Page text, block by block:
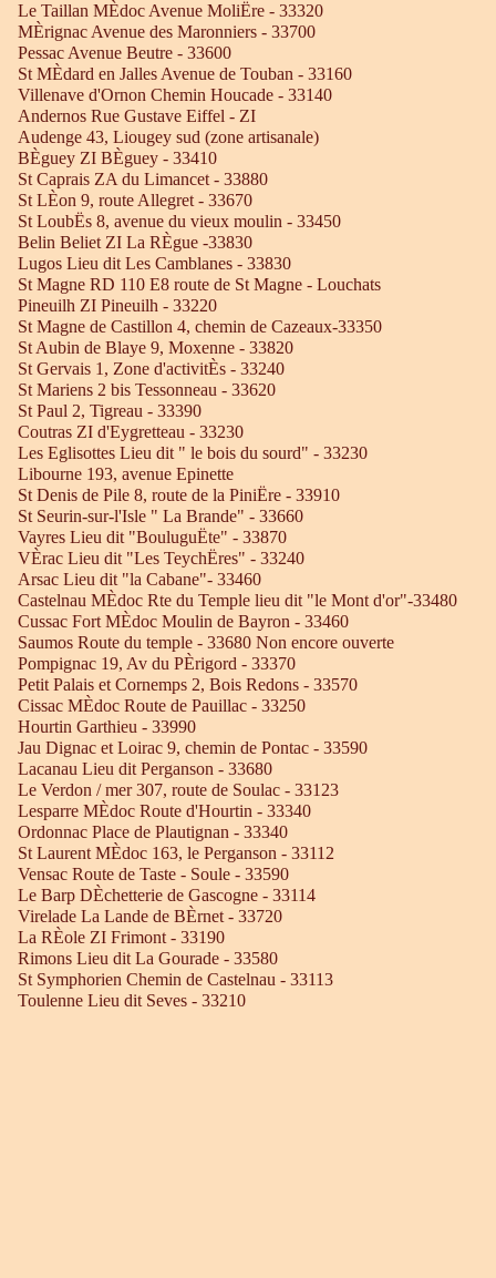
Le Taillan MÈdoc Avenue MoliËre - 33320
MÈrignac Avenue des Maronniers - 33700
Pessac Avenue Beutre - 33600
St MÈdard en Jalles Avenue de Touban - 33160
Villenave d'Ornon Chemin Houcade - 33140
Andernos Rue Gustave Eiffel - ZI
Audenge 43, Liougey sud (zone artisanale)
BÈguey ZI BÈguey - 33410
St Caprais ZA du Limancet - 33880
St LÈon 9, route Allegret - 33670
St LoubËs 8, avenue du vieux moulin - 33450
Belin Beliet ZI La RÈgue -33830
Lugos Lieu dit Les Camblanes - 33830
St Magne RD 110 E8 route de St Magne - Louchats
Pineuilh ZI Pineuilh - 33220
St Magne de Castillon 4, chemin de Cazeaux-33350
St Aubin de Blaye 9, Moxenne - 33820
St Gervais 1, Zone d'activitÈs - 33240
St Mariens 2 bis Tessonneau - 33620
St Paul 2, Tigreau - 33390
Coutras ZI d'Eygretteau - 33230
Les Eglisottes Lieu dit " le bois du sourd" - 33230
Libourne 193, avenue Epinette
St Denis de Pile 8, route de la PiniËre - 33910
St Seurin-sur-l'Isle " La Brande" - 33660
Vayres Lieu dit "BouluguËte" - 33870
VÈrac Lieu dit "Les TeychËres" - 33240
Arsac Lieu dit "la Cabane"- 33460
Castelnau MÈdoc Rte du Temple lieu dit "le Mont d'or"-33480
Cussac Fort MÈdoc Moulin de Bayron - 33460
Saumos Route du temple - 33680 Non encore ouverte
Pompignac 19, Av du PÈrigord - 33370
Petit Palais et Cornemps 2, Bois Redons - 33570
Cissac MÈdoc Route de Pauillac - 33250
Hourtin Garthieu - 33990
Jau Dignac et Loirac 9, chemin de Pontac - 33590
Lacanau Lieu dit Perganson - 33680
Le Verdon / mer 307, route de Soulac - 33123
Lesparre MÈdoc Route d'Hourtin - 33340
Ordonnac Place de Plautignan - 33340
St Laurent MÈdoc 163, le Perganson - 33112
Vensac Route de Taste - Soule - 33590
Le Barp DÈchetterie de Gascogne - 33114
Virelade La Lande de BÈrnet - 33720
La RÈole ZI Frimont - 33190
Rimons Lieu dit La Gourade - 33580
St Symphorien Chemin de Castelnau - 33113
Toulenne Lieu dit Seves - 33210